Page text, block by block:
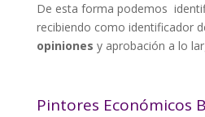
De esta forma podemos
recibiendo como identificador
opiniones y aprobación a lo
Pintores Económicos